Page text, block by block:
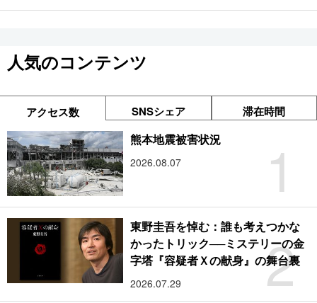
人気のコンテンツ
アクセス数 SNSシェア 滞在時間
1
熊本地震被害状況
2026.08.07
2
東野圭吾を悼む：誰も考えつかな
かったトリック──ミステリーの金
字塔『容疑者Ｘの献身』の舞台裏
2026.07.29